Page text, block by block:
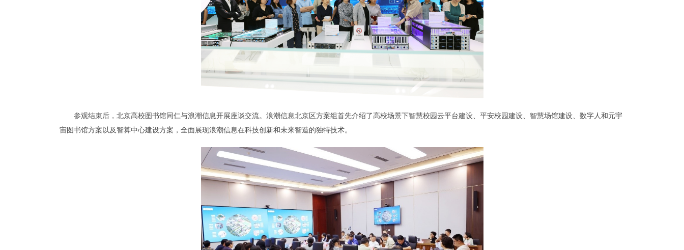
参观结束后，北京高校图书馆同仁与浪潮信息开展座谈交流。浪潮信息北京区方案组首先介绍了高校场景下智慧校园云平台建设、平安校园建设、智慧场馆建设、数字人和元宇
宙图书馆方案以及智算中心建设方案，全面展现浪潮信息在科技创新和未来智造的独特技术。